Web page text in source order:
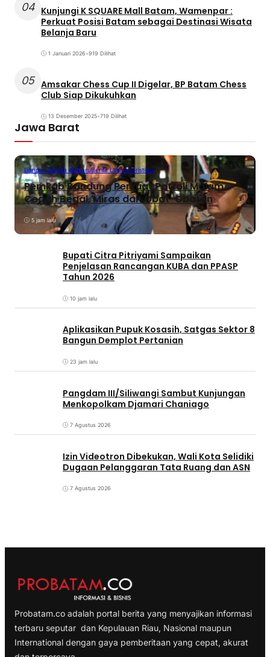
04 Kunjungi K SQUARE Mall Batam, Wamenpar :
Perkuat Posisi Batam sebagai Destinasi Wisata
Belanja Baru
1 Januari 2026•919 Dilihat
05 Amsakar Chess Cup II Digelar, BP Batam Chess
Club Siap Dikukuhkan
13 Desember 2025•719 Dilihat
Jawa Barat
BandungBerita TerbaruBerita UtamaPeristiwa
Pemkab Bandung Perkuat Patroli Malam,
Cegah Begal, Miras dan Obat-Obatan
5 jam lalu
Bupati Citra Pitriyami Sampaikan
Penjelasan Rancangan KUBA dan PPASP
Tahun 2026
10 jam lalu
Aplikasikan Pupuk Kosasih, Satgas Sektor 8
Bangun Demplot Pertanian
23 jam lalu
Pangdam III/Siliwangi Sambut Kunjungan
Menkopolkam Djamari Chaniago
7 Agustus 2026
Izin Videotron Dibekukan, Wali Kota Selidiki
Dugaan Pelanggaran Tata Ruang dan ASN
7 Agustus 2026
Probatam.co adalah portal berita yang menyajikan informasi
terbaru seputar dan Kepulauan Riau, Nasional maupun
International dengan gaya pemberitaan yang cepat, akurat